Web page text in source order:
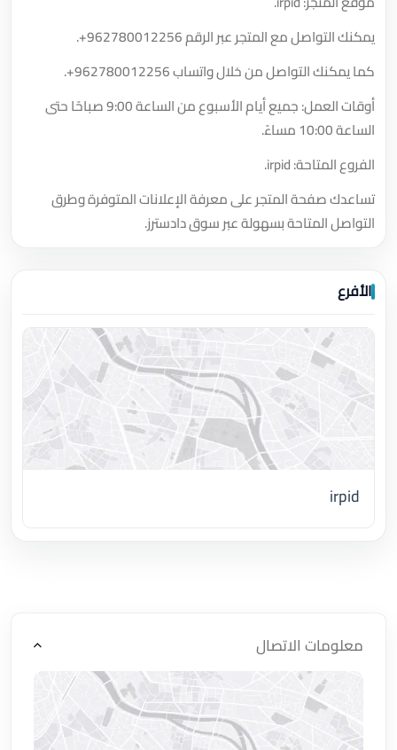
يمكنك التواصل مع المتجر عبر الرقم+962780012256
.
كما يمكنك التواصل من خلال واتساب+962780012256
.
أوقات العمل: جميع أيام الأسبوع من الساعة 9:00 صباحًا حتى
الساعة 10:00 مساءً.
الفروع المتاحة: irpid.
تساعدك صفحة المتجر على معرفة الإعلانات المتوفرة وطرق
التواصل المتاحة بسهولة عبر سوق دادسترز.
الأفرع
irpid
معلومات الاتصال